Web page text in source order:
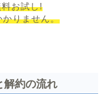
お試し!
かりません。
解約の流れ